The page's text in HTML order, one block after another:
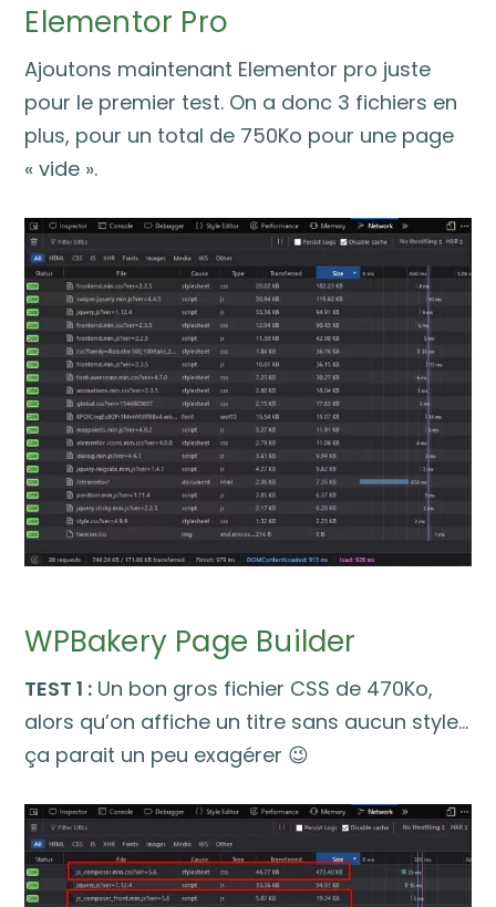
Elementor Pro
Ajoutons maintenant Elementor pro juste
pour le premier test. On a donc 3 fichiers en
plus, pour un total de 750Ko pour une page
« vide ».
WPBakery Page Builder
TEST 1 : Un bon gros fichier CSS de 470Ko,
alors qu’on affiche un titre sans aucun style…
ça parait un peu exagérer 😉